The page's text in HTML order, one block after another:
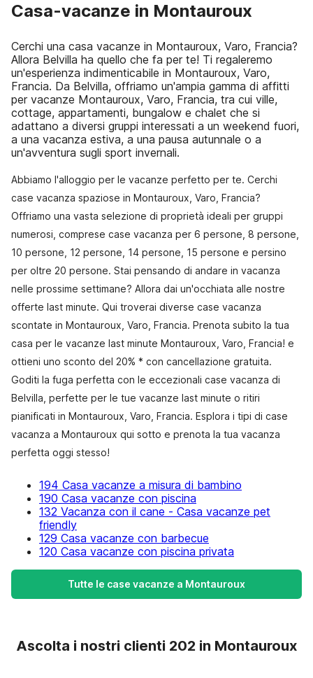
Casa-vacanze in Montauroux
Cerchi una casa vacanze in Montauroux, Varo, Francia?
Allora Belvilla ha quello che fa per te! Ti regaleremo
un'esperienza indimenticabile in Montauroux, Varo,
Francia. Da Belvilla, offriamo un'ampia gamma di affitti
per vacanze Montauroux, Varo, Francia, tra cui ville,
cottage, appartamenti, bungalow e chalet che si
adattano a diversi gruppi interessati a un weekend fuori,
a una vacanza estiva, a una pausa autunnale o a
un'avventura sugli sport invernali.
Abbiamo l'alloggio per le vacanze perfetto per te. Cerchi
case vacanza spaziose in Montauroux, Varo, Francia?
Offriamo una vasta selezione di proprietà ideali per gruppi
numerosi, comprese case vacanza per 6 persone, 8 persone,
10 persone, 12 persone, 14 persone, 15 persone e persino
per oltre 20 persone. Stai pensando di andare in vacanza
nelle prossime settimane? Allora dai un'occhiata alle nostre
offerte last minute. Qui troverai diverse case vacanza
scontate in Montauroux, Varo, Francia. Prenota subito la tua
casa per le vacanze last minute Montauroux, Varo, Francia! e
ottieni uno sconto del 20% * con cancellazione gratuita.
Goditi la fuga perfetta con le eccezionali case vacanza di
Belvilla, perfette per le tue vacanze last minute o ritiri
pianificati in Montauroux, Varo, Francia. Esplora i tipi di case
vacanza a Montauroux qui sotto e prenota la tua vacanza
perfetta oggi stesso!
194 Casa vacanze a misura di bambino
190 Casa vacanze con piscina
132 Vacanza con il cane - Casa vacanze pet
friendly
129 Casa vacanze con barbecue
120 Casa vacanze con piscina privata
Tutte le case vacanze a Montauroux
Ascolta i nostri clienti 202 in Montauroux